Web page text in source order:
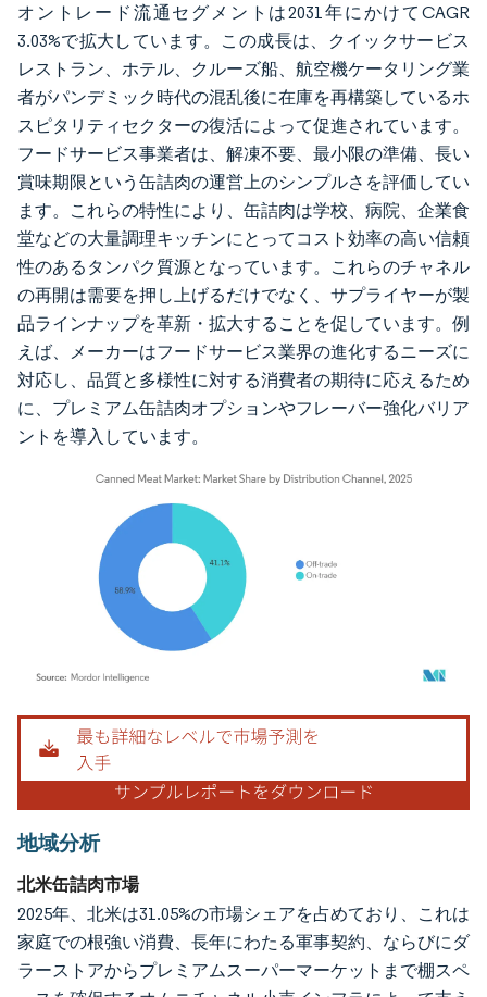
オントレード流通セグメントは2031年にかけてCAGR
3.03%で拡大しています。この成長は、クイックサービス
レストラン、ホテル、クルーズ船、航空機ケータリング業
者がパンデミック時代の混乱後に在庫を再構築しているホ
スピタリティセクターの復活によって促進されています。
フードサービス事業者は、解凍不要、最小限の準備、長い
賞味期限という缶詰肉の運営上のシンプルさを評価してい
ます。これらの特性により、缶詰肉は学校、病院、企業食
堂などの大量調理キッチンにとってコスト効率の高い信頼
性のあるタンパク質源となっています。これらのチャネル
の再開は需要を押し上げるだけでなく、サプライヤーが製
品ラインナップを革新・拡大することを促しています。例
えば、メーカーはフードサービス業界の進化するニーズに
対応し、品質と多様性に対する消費者の期待に応えるため
に、プレミアム缶詰肉オプションやフレーバー強化バリア
ントを導入しています。
画像 © Mordor Intelligence。再利用にはCC BY 4.0の表示が必要です。
地域分析
北米缶詰肉市場
2025年、北米は31.05%の市場シェアを占めており、これは
家庭での根強い消費、長年にわたる軍事契約、ならびにダ
ラーストアからプレミアムスーパーマーケットまで棚スペ